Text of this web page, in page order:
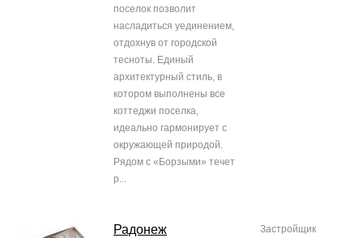
поселок позволит
насладиться уединением,
отдохнув от городской
тесноты. Единый
архитектурный стиль, в
котором выполнены все
коттеджи поселка,
идеально гармонирует с
окружающей природой.
Рядом с «Борзыми» течет
р...
Радонеж
Застройщик